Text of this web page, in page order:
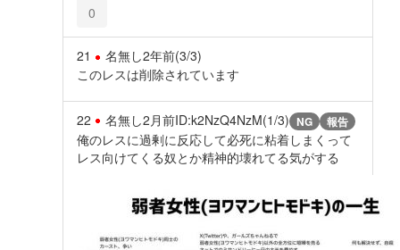
0
21 名無し2年前(3/3)
このレスは削除されています
22 名無し2月前ID:k2NzQ4NzM(1/3) NG 報告
俺のレスに過剰に反応して必死に粘着しまくって
レス向けてくる奴とか精神的壊れてる気がする